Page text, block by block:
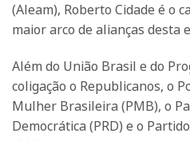
(Aleam), Roberto Cidade é o
maior arco de alianças desta
Além do União Brasil e do
coligação o Republicanos, o
Mulher Brasileira (PMB), o
Democrática (PRD) e o